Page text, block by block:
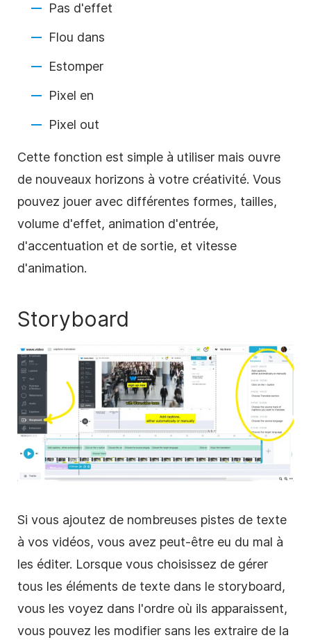
Pas d'effet
Flou dans
Estomper
Pixel en
Pixel out
Cette fonction est simple à utiliser mais ouvre
de nouveaux horizons à votre créativité. Vous
pouvez jouer avec différentes formes, tailles,
volume d'effet, animation d'entrée,
d'accentuation et de sortie, et vitesse
d'animation.
Storyboard
Si vous ajoutez de nombreuses pistes de texte
à vos vidéos, vous avez peut-être eu du mal à
les éditer. Lorsque vous choisissez de gérer
tous les éléments de texte dans le storyboard,
vous les voyez dans l'ordre où ils apparaissent,
vous pouvez les modifier sans les extraire de la